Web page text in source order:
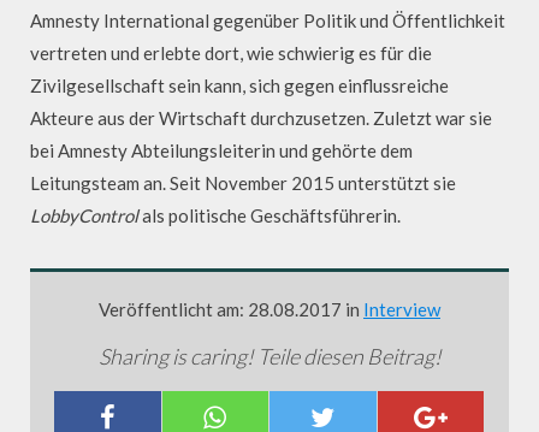
Amnesty International gegenüber Politik und Öffentlichkeit
vertreten und erlebte dort, wie schwierig es für die
Zivilgesellschaft sein kann, sich gegen einflussreiche
Akteure aus der Wirtschaft durchzusetzen. Zuletzt war sie
bei Amnesty Abteilungsleiterin und gehörte dem
Leitungsteam an. Seit November 2015 unterstützt sie
LobbyControlals politische Geschäftsführerin.
Veröffentlicht am: 28.08.2017 in Interview
Sharing is caring! Teile diesen Beitrag!